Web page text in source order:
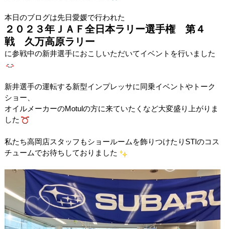
本日のブログは先日愛媛で行われた
２０２３年ＪＡＦ全日本ラリー選手権 第４
戦 久万高原ラリー
に参戦中の新井選手におこしいただいてイベントを行いました
新井選手の運転する新型インプレッサに同乗イベントやトーク
ショー、
オイルメーカーのMotulの方に来ていたくなど大変盛り上がりま
した
私たち高岡店スタッフもショールー ムを飾りつけたり STIのコス
チュームでお待ちしておりました